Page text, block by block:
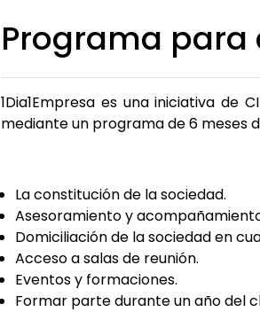
Programa para
1Dia1Empresa es una iniciativa
mediante un programa de 6 meses
La constitución de la sociedad.
Asesoramiento y
Domiciliación de la sociedad en
Acceso a salas de reunión.
Eventos y formaciones.
Formar parte durante un año del